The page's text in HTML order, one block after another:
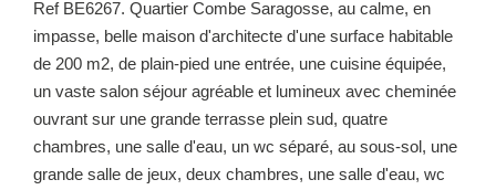
Ref BE6267. Quartier Combe Saragosse, au calme, en
impasse, belle maison d'architecte d'une surface habitable
de 200 m2, de plain-pied une entrée, une cuisine équipée,
un vaste salon séjour agréable et lumineux avec cheminée
ouvrant sur une grande terrasse plein sud, quatre
chambres, une salle d'eau, un wc séparé, au sous-sol, une
grande salle de jeux, deux chambres, une salle d'eau, wc